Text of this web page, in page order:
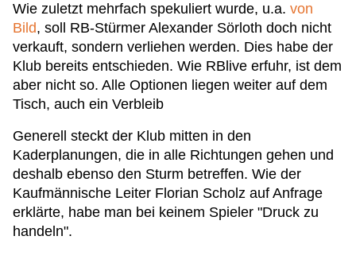
Wie zuletzt mehrfach spekuliert wurde, u.a. von
Bild, soll RB-Stürmer Alexander Sörloth doch nicht
verkauft, sondern verliehen werden. Dies habe der
Klub bereits entschieden. Wie RBlive erfuhr, ist dem
aber nicht so. Alle Optionen liegen weiter auf dem
Tisch, auch ein Verbleib
Generell steckt der Klub mitten in den
Kaderplanungen, die in alle Richtungen gehen und
deshalb ebenso den Sturm betreffen. Wie der
Kaufmännische Leiter Florian Scholz auf Anfrage
erklärte, habe man bei keinem Spieler "Druck zu
handeln".